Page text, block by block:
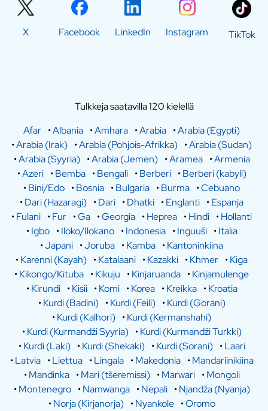
X Facebook LinkedIn Instagram TikTok
Tulkkeja saatavilla 120 kielellä
Afar •Albania •Amhara •Arabia •Arabia (Egypti)
•Arabia (Irak) •Arabia (Pohjois-Afrikka) •Arabia (Sudan)
•Arabia (Syyria) •Arabia (Jemen) •Aramea •Armenia
•Azeri •Bemba •Bengali •Berberi •Berberi (kabyli)
•Bini/Edo •Bosnia •Bulgaria •Burma •Cebuano
•Dari (Hazaragi) •Dari •Dhatki •Englanti •Espanja
•Fulani •Fur •Ga •Georgia •Heprea •Hindi •Hollanti
•Igbo •Iloko/Ilokano •Indonesia •Inguuši •Italia
•Japani •Joruba •Kamba •Kantoninkiina
•Karenni (Kayah) •Katalaani •Kazakki •Khmer •Kiga
•Kikongo/Kituba •Kikuju •Kinjaruanda •Kinjamulenge
•Kirundi •Kisii •Komi •Korea •Kreikka •Kroatia
•Kurdi (Badini) •Kurdi (Feili) •Kurdi (Gorani)
•Kurdi (Kalhori) •Kurdi (Kermanshahi)
•Kurdi (Kurmandži Syyria) •Kurdi (Kurmandži Turkki)
•Kurdi (Laki) •Kurdi (Shekaki) •Kurdi (Sorani) •Laari
•Latvia •Liettua •Lingala •Makedonia •Mandariinikiina
•Mandinka •Mari (tšeremissi) •Marwari •Mongoli
•Montenegro •Namwanga •Nepali •Njandža (Nyanja)
•Norja (Kirjanorja) •Nyankole •Oromo